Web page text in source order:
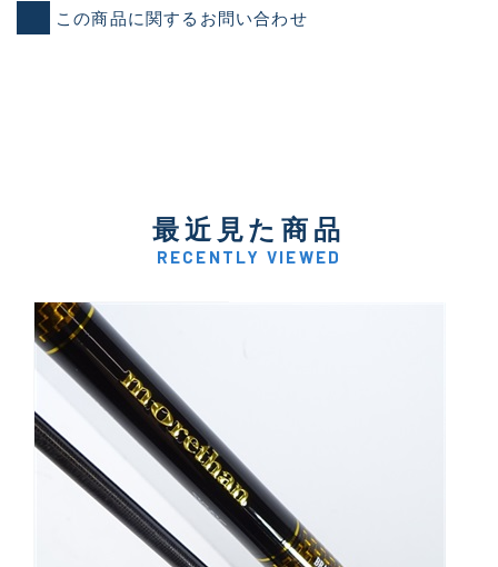
この商品に関するお問い合わせ
最近見た商品
RECENTLY VIEWED